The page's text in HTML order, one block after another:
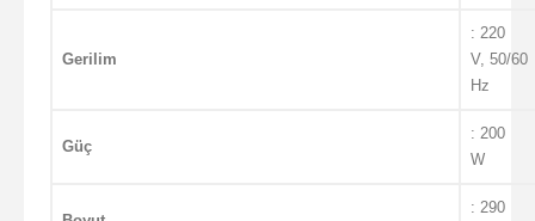
Gerilim
: 220
V, 50/60
Hz
Güç
: 200
W
: 290